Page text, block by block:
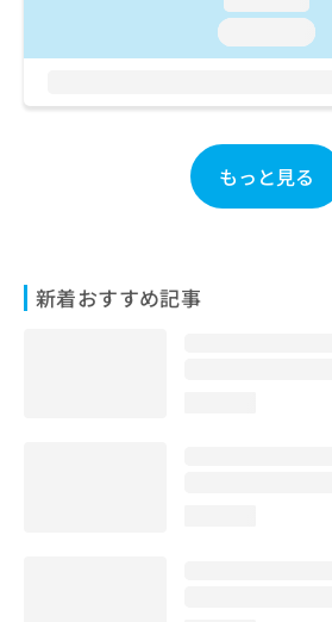
もっと見る
新着おすすめ記事
い
わ